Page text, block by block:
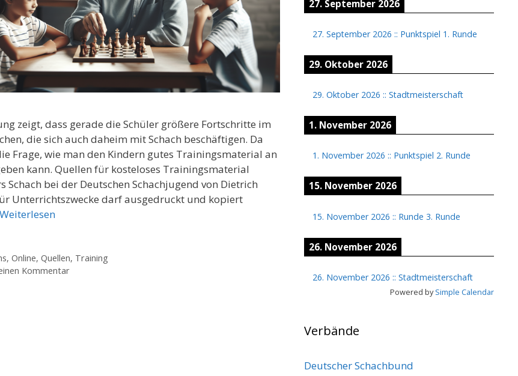
zeigt, dass gerade die Schüler größere Fortschritte im
die sich auch daheim mit Schach beschäftigen. Da
Frage, wie man den Kindern gutes Trainingsmaterial an
kann. Quellen für kosteloses Trainingsmaterial
Schach bei der Deutschen Schachjugend von Dietrich
Unterrichtszwecke darf ausgedruckt und kopiert
Weiterlesen
, Online, Quellen, Training
Kommentar
27. September 2026
27. September 2026 :: Punktspiel 1. Runde
29. Oktober 2026
29. Oktober 2026 :: Stadtmeisterschaft
1. November 2026
1. November 2026 :: Punktspiel 2. Runde
15. November 2026
15. November 2026 :: Runde 3. Runde
26. November 2026
26. November 2026 :: Stadtmeisterschaft
Powered bySimple Calendar
Verbände
Deutscher Schachbund